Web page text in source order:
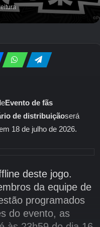
Evento de fãs
de distribuiçãoserá
18 de julho de 2026.
deste jogo.
da equipe de
programados
do evento, as